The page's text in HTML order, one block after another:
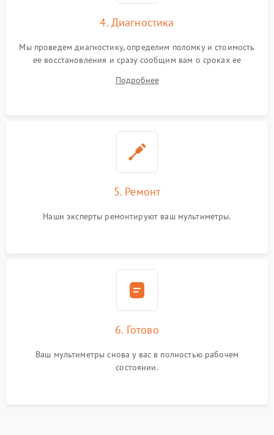
4. Диагностика
Мы проведем диагностику, определим поломку и стоимость
ее восстановления и сразу сообщим вам о сроках ее
Подробнее
5. Ремонт
Наши эксперты ремонтируют ваш мультиметры.
6. Готово
Ваш мультиметры снова у вас в полностью рабочем
состоянии.